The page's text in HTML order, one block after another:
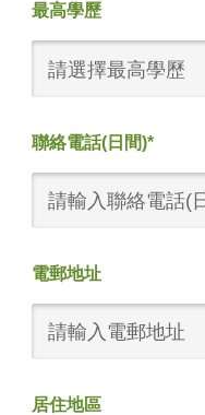
最高學歷
請選擇最高學歷
聯絡電話(日間)*
電郵地址
居住地區